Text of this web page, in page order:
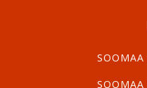
SOOMAA